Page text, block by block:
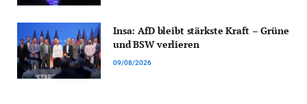
Insa: AfD bleibt stärkste Kraft – Grüne
und BSW verlieren
09/08/2026